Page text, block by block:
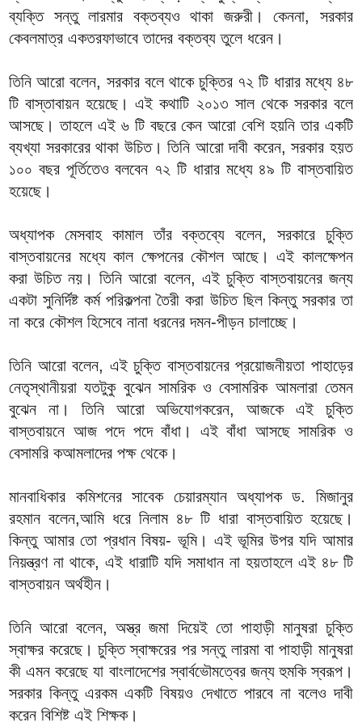
ব্যক্তি সন্তু লারমার বক্তব্যও থাকা জরুরী। কেননা, সরকার
কেবলমাত্র একতরফাভাবে তাদের বক্তব্য তুলে ধরেন।
তিনি আরো বলেন, সরকার বলে থাকে চুক্তির ৭২ টি ধারার মধ্যে ৪৮
টি বাস্তাবায়ন হয়েছে। এই কথাটি ২০১৩ সাল থেকে সরকার বলে
আসছে। তাহলে এই ৬ টি বছরে কেন আরো বেশি হয়নি তার একটি
ব্যখ্যা সরকারের থাকা উচিত। তিনি আরো দাবী করেন, সরকার হয়ত
১০০ বছর পূর্তিতেও বলবেন ৭২ টি ধারার মধ্যে ৪৯ টি বাস্তবায়িত
হয়েছে।
অধ্যাপক মেসবাহ কামাল তাঁর বক্তব্যে বলেন, সরকারে চুক্তি
বাস্তবায়নের মধ্যে কাল ক্ষেপনের কৌশল আছে। এই কালক্ষেপন
করা উচিত নয়। তিনি আরো বলেন, এই চুক্তি বাস্তবায়নের জন্য
একটা সুনির্দিষ্ট কর্ম পরিকল্পনা তৈরী করা উচিত ছিল কিন্তু সরকার তা
না করে কৌশল হিসেবে নানা ধরনের দমন-পীড়ন চালাচ্ছে।
তিনি আরো বলেন, এই চুক্তি বাস্তবায়নের প্রয়োজনীয়তা পাহাড়ের
নেতৃস্থানীয়রা যতটুকু বুঝেন সামরিক ও বেসামরিক আমলারা তেমন
বুঝেন না। তিনি আরো অভিযোগকরেন, আজকে এই চুক্তি
বাস্তবায়নে আজ পদে পদে বাঁধা। এই বাঁধা আসছে সামরিক ও
বেসামরি কআমলাদের পক্ষ থেকে।
মানবাধিকার কমিশনের সাবেক চেয়ারম্যান অধ্যাপক ড. মিজানুর
রহমান বলেন,আমি ধরে নিলাম ৪৮ টি ধারা বাস্তবায়িত হয়েছে।
কিন্তু আমার তো প্রধান বিষয়- ভূমি। এই ভূমির উপর যদি আমার
নিয়ন্ত্রণ না থাকে, এই ধারাটি যদি সমাধান না হয়তাহলে এই ৪৮ টি
বাস্তবায়ন অর্থহীন।
তিনি আরো বলেন, অস্ত্র জমা দিয়েই তো পাহাড়ী মানুষরা চুক্তি
স্বাক্ষর করেছে। চুক্তি স্বাক্ষরের পর সন্তু লারমা বা পাহাড়ী মানুষরা
কী এমন করেছে যা বাংলাদেশের স্বার্বভৌমত্বের জন্য হুমকি স্বরূপ।
সরকার কিন্তু এরকম একটি বিষয়ও দেখাতে পারবে না বলেও দাবী
করেন বিশিষ্ট এই শিক্ষক।